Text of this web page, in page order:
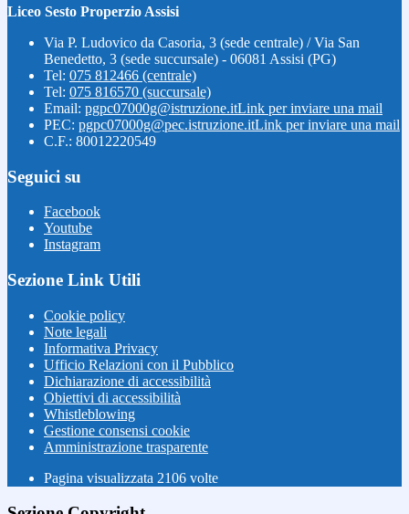
Liceo Sesto Properzio Assisi
Via P. Ludovico da Casoria, 3 (sede centrale) / Via San
Benedetto, 3 (sede succursale) - 06081 Assisi (PG)
Tel: 075 812466 (centrale)
Tel: 075 816570 (succursale)
Email: pgpc07000g@istruzione.itLink per inviare una mail
PEC: pgpc07000g@pec.istruzione.itLink per inviare una mail
C.F.: 80012220549
Seguici su
Facebook
Youtube
Instagram
Sezione Link Utili
Cookie policy
Note legali
Informativa Privacy
Ufficio Relazioni con il Pubblico
Dichiarazione di accessibilità
Obiettivi di accessibilità
Whistleblowing
Gestione consensi cookie
Amministrazione trasparente
Pagina visualizzata 2106 volte